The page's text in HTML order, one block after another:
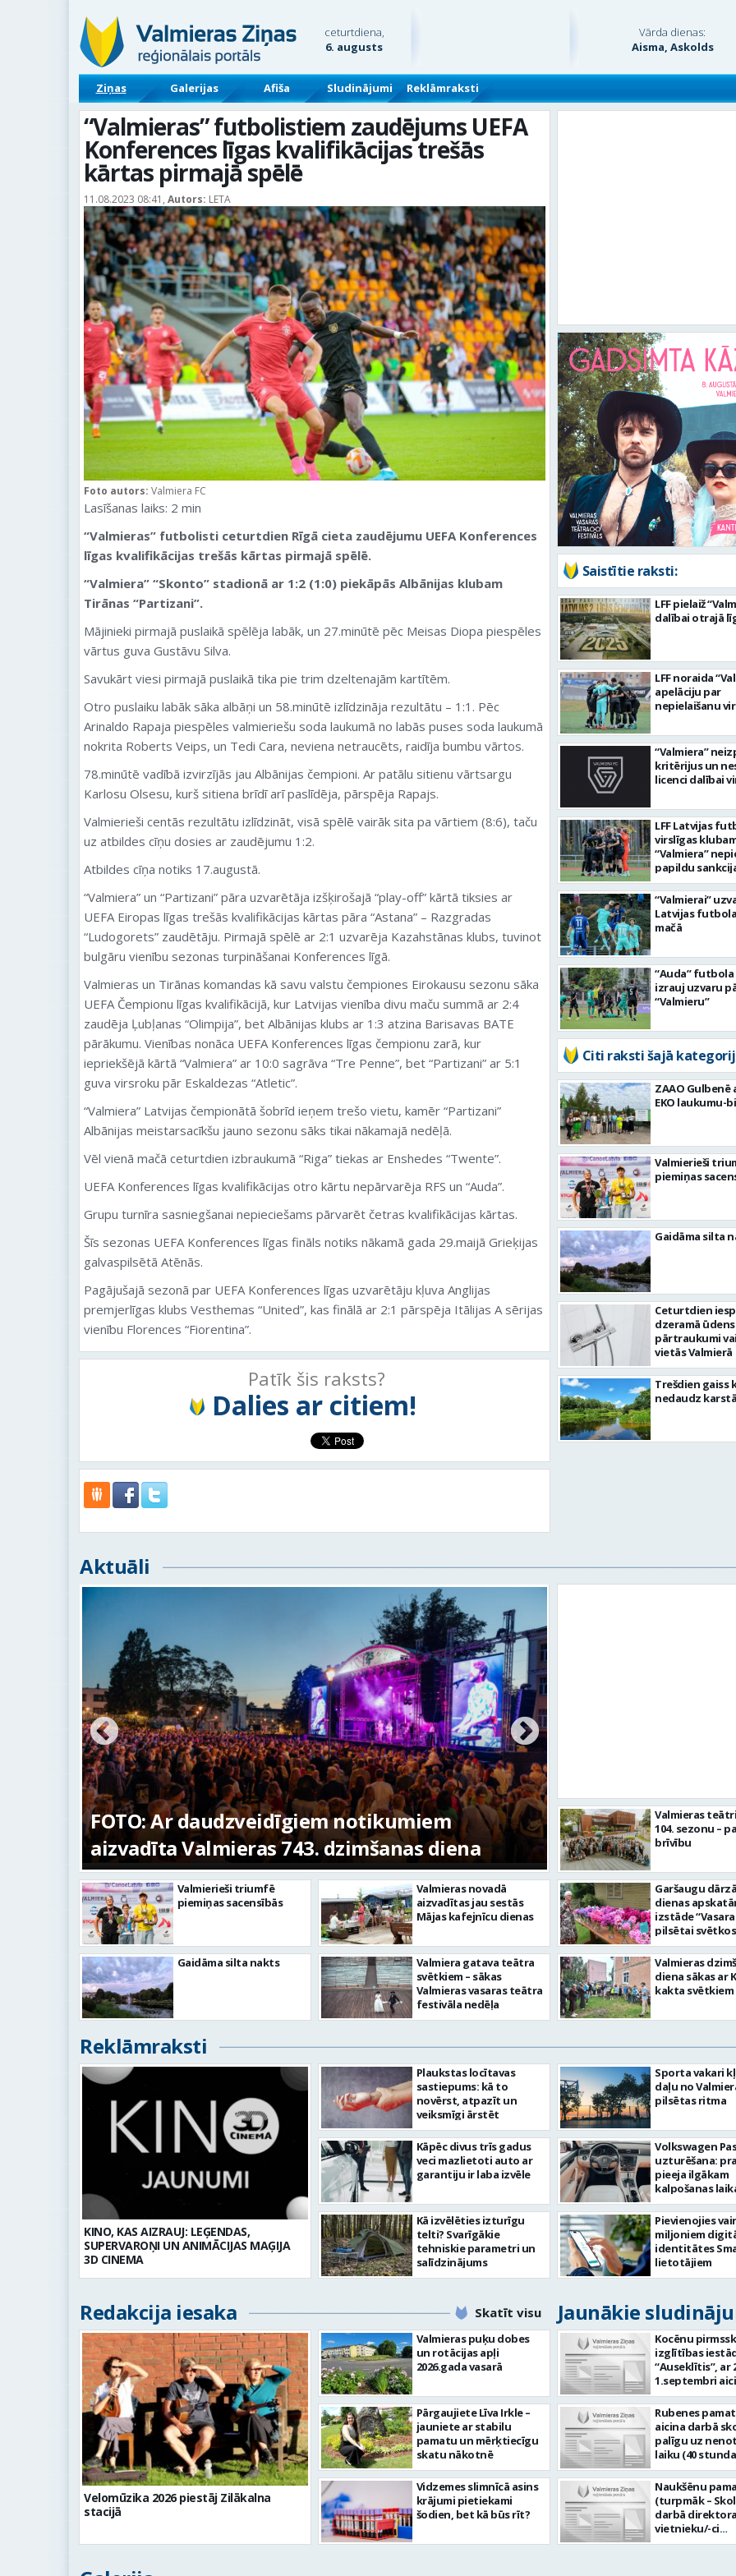
ceturtdiena,
6. augusts
Vārda dienas:
Aisma, Askolds
Ziņas Galerijas Afiša Sludinājumi Reklāmraksti
“Valmieras” futbolistiem zaudējums UEFA
Konferences līgas kvalifikācijas trešās
kārtas pirmajā spēlē
11.08.2023 08:41, Autors: LETA
Foto autors: Valmiera FC
Lasīšanas laiks: 2 min
“Valmieras” futbolisti ceturtdien Rīgā cieta zaudējumu UEFA Konferences
līgas kvalifikācijas trešās kārtas pirmajā spēlē.
“Valmiera” “Skonto” stadionā ar 1:2 (1:0) piekāpās Albānijas klubam
Tirānas “Partizani”.
Mājinieki pirmajā puslaikā spēlēja labāk, un 27.minūtē pēc Meisas Diopa piespēles
vārtus guva Gustāvu Silva.
Savukārt viesi pirmajā puslaikā tika pie trim dzeltenajām kartītēm.
Otro puslaiku labāk sāka albāņi un 58.minūtē izlīdzināja rezultātu – 1:1. Pēc
Arinaldo Rapaja piespēles valmieriešu soda laukumā no labās puses soda laukumā
nokrita Roberts Veips, un Tedi Cara, neviena netraucēts, raidīja bumbu vārtos.
78.minūtē vadībā izvirzījās jau Albānijas čempioni. Ar patālu sitienu vārtsargu
Karlosu Olsesu, kurš sitiena brīdī arī paslīdēja, pārspēja Rapajs.
Valmierieši centās rezultātu izlīdzināt, visā spēlē vairāk sita pa vārtiem (8:6), taču
uz atbildes cīņu dosies ar zaudējumu 1:2.
Atbildes cīņa notiks 17.augustā.
“Valmiera” un “Partizani” pāra uzvarētāja izšķirošajā “play-off” kārtā tiksies ar
UEFA Eiropas līgas trešās kvalifikācijas kārtas pāra “Astana” – Razgradas
“Ludogorets” zaudētāju. Pirmajā spēlē ar 2:1 uzvarēja Kazahstānas klubs, tuvinot
bulgāru vienību sezonas turpināšanai Konferences līgā.
Valmieras un Tirānas komandas kā savu valstu čempiones Eirokausu sezonu sāka
UEFA Čempionu līgas kvalifikācijā, kur Latvijas vienība divu maču summā ar 2:4
zaudēja Ļubļanas “Olimpija”, bet Albānijas klubs ar 1:3 atzina Barisavas BATE
pārākumu. Vienības nonāca UEFA Konferences līgas čempionu zarā, kur
iepriekšējā kārtā “Valmiera” ar 10:0 sagrāva “Tre Penne”, bet “Partizani” ar 5:1
guva virsroku pār Eskaldezas “Atletic”.
“Valmiera” Latvijas čempionātā šobrīd ieņem trešo vietu, kamēr “Partizani”
Albānijas meistarsacīkšu jauno sezonu sāks tikai nākamajā nedēļā.
Vēl vienā mačā ceturtdien izbraukumā “Riga” tiekas ar Enshedes “Twente”.
UEFA Konferences līgas kvalifikācijas otro kārtu nepārvarēja RFS un “Auda”.
Grupu turnīra sasniegšanai nepieciešams pārvarēt četras kvalifikācijas kārtas.
Šīs sezonas UEFA Konferences līgas fināls notiks nākamā gada 29.maijā Grieķijas
galvaspilsētā Atēnās.
Pagājušajā sezonā par UEFA Konferences līgas uzvarētāju kļuva Anglijas
premjerlīgas klubs Vesthemas “United”, kas finālā ar 2:1 pārspēja Itālijas A sērijas
vienību Florences “Fiorentina”.
Patīk šis raksts?
Dalies ar citiem!
Saistītie raksti:
LFF pielaiž
dalībai otrajā
LFF noraida
apelāciju par
nepielaišanu
“Valmiera”
kritērijus un
licenci dalībai
LFF Latvijas
virslīgas
“Valmiera”
papildu
“Valmierai”
Latvijas
mačā
“Auda”
izrauj uzvaru
“Valmieru”
Citi raksti šajā
ZAAO Gulbenē
EKO laukumu-
Valmierieši
piemiņas
Gaidāma silta
Ceturtdien
dzeramā
pārtraukumi
vietās Valmierā
Trešdien gaiss
nedaudz
Aktuāli
FOTO: Ar daudzveidīgiem notikumiem
aizvadīta Valmieras 743. dzimšanas diena
FOTO: Valmieras
Valmierieši triumfē
piemiņas sacensībās
Gaidāma silta nakts
Valmieras novadā
aizvadītas jau sestās
Mājas kafejnīcu dienas
Valmiera gatava teātra
svētkiem – sākas
Valmieras vasaras teātra
festivāla nedēļa
Valmieras
104. sezonu –
brīvību
Garšaugu
dienas
izstāde
pilsētai
Valmieras
diena sākas ar
kakta svētkiem
Reklāmraksti
KINO, KAS AIZRAUJ: LEĢENDAS,
SUPERVAROŅI UN ANIMĀCIJAS MAĢIJA
3D CINEMA
Plaukstas locītavas
sastiepums: kā to
novērst, atpazīt un
veiksmīgi ārstēt
Kāpēc divus trīs gadus
veci mazlietoti auto ar
garantiju ir laba izvēle
Kā izvēlēties izturīgu
telti? Svarīgākie
tehniskie parametri un
salīdzinājums
Sporta vakari
daļu no
pilsētas ritma
Volkswagen
uzturēšana:
pieeja ilgākam
kalpošanas
Pievienojies
miljoniem
identitātes
lietotājiem
Redakcija iesaka Skatīt visu Jaunākie
Velomūzika 2026 piestāj Zilākalna
stacijā
Valmieras puķu dobes
un rotācijas apļi
2026.gada vasarā
Pārgaujiete Līva Irkle –
jauniete ar stabilu
pamatu un mērķtiecīgu
skatu nākotnē
Vidzemes slimnīcā asins
krājumi pietiekami
šodien, bet kā būs rīt?
Kocēnu
izglītības
“Auseklītis”, ar
1.septembri
radošu
izglītības
skolotāju (0,675
jeb 27 stundas
uz nenoteiktu
Darba vieta:
Kocēni,
Valmieras novads Ja
vēlaties:
nodrošināt
izglītojamo
atbilstošu
Rubenes
aicina darbā
palīgu uz
laiku (40
jeb 1,0 likme).
vietas adrese:
3, Rubene,
pagasts,
novads. Ja Tev ir vēlme:
Naukšēnu
(turpmāk –
darbā direktora
vietnieku/-ci
administratīvi